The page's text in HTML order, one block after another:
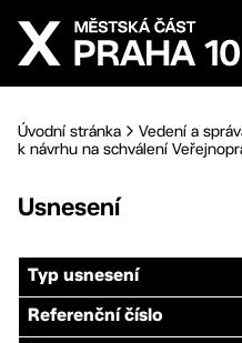
Přejít na hlavní obsah
Úvodní stránka Vedení a
k návrhu na schválení
Usnesení
Typ usnesení
Referenční číslo